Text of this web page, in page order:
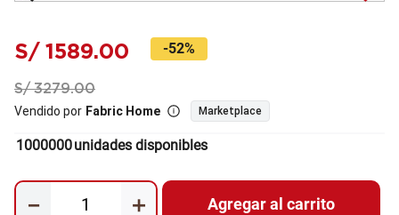
S/ 1589.00 -52%
S/ 3279.00
Vendido por Fabric Home Marketplace
1000000unidades disponibles
＋
－ Agregar al carrito